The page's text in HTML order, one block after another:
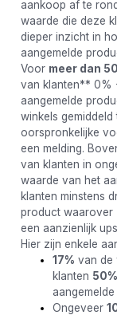
aankoop af te
waarde die deze
dieper inzicht in
aangemelde
Voor meer dan
van klanten** 0%
aangemelde
winkels
oorspronkelijke
een melding.
van klanten in
waarde van het
klanten minstens
product waarover
een aanzienlijk
Hier zijn enkele
17% van de
klanten
Ongeveer